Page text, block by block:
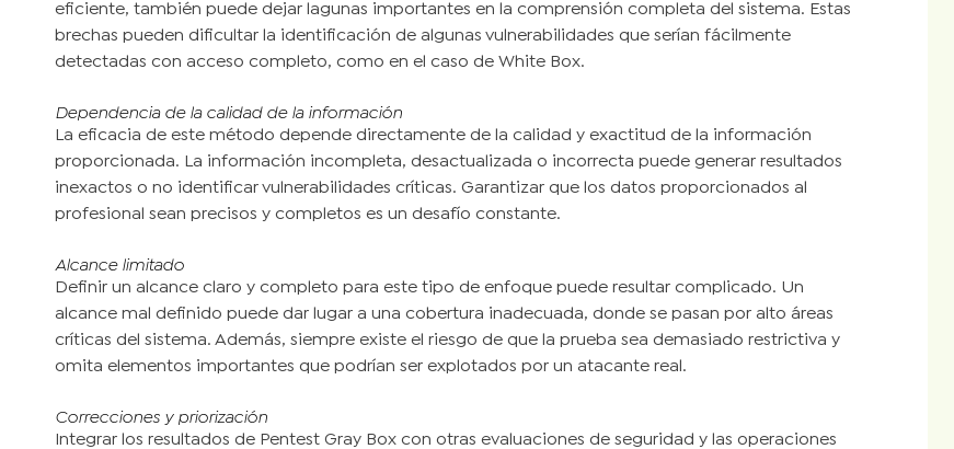
eficiente, también puede dejar lagunas importantes en la comprensión completa del sistema. Estas
brechas pueden dificultar la identificación de algunas vulnerabilidades que serían fácilmente
detectadas con acceso completo, como en el caso de White Box.
Dependencia de la calidad de la información
La eficacia de este método depende directamente de la calidad y exactitud de la información
proporcionada. La información incompleta, desactualizada o incorrecta puede generar resultados
inexactos o no identificar vulnerabilidades críticas. Garantizar que los datos proporcionados al
profesional sean precisos y completos es un desafío constante.
Alcance limitado
Definir un alcance claro y completo para este tipo de enfoque puede resultar complicado. Un
alcance mal definido puede dar lugar a una cobertura inadecuada, donde se pasan por alto áreas
críticas del sistema. Además, siempre existe el riesgo de que la prueba sea demasiado restrictiva y
omita elementos importantes que podrían ser explotados por un atacante real.
Correcciones y priorización
Integrar los resultados de Pentest Gray Box con otras evaluaciones de seguridad y las operaciones